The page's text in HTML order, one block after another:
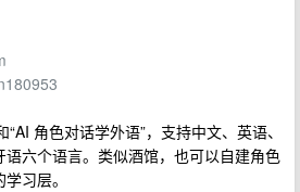
角色对话学外语”，支持中文、英语、
语六个语言。类似酒馆，也可以自建角色
习层。